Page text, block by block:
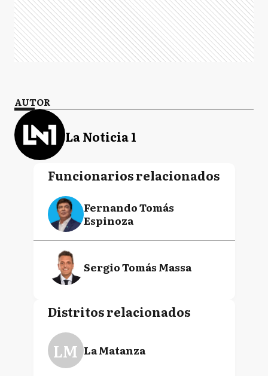
AUTOR
La Noticia 1
Funcionarios relacionados
Fernando Tomás
Espinoza
Sergio Tomás Massa
Distritos relacionados
LM La Matanza